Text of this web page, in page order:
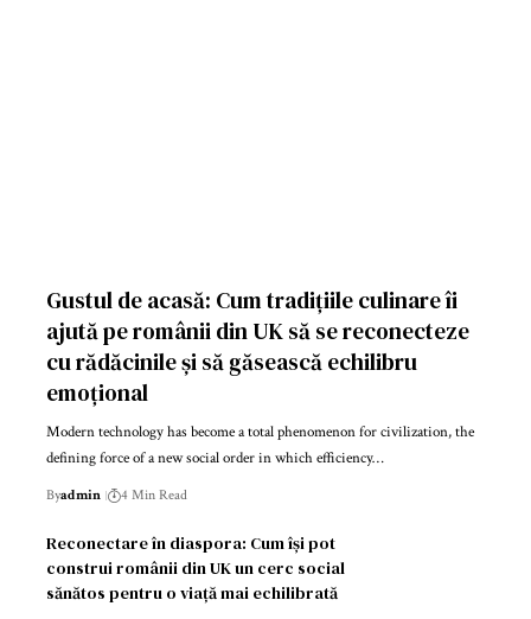
Gustul de acasă: Cum tradițiile culinare îi
ajută pe românii din UK să se reconecteze
cu rădăcinile și să găsească echilibru
emoțional
Modern technology has become a total phenomenon for civilization, the
defining force of a new social order in which efficiency…
Byadmin 4 Min Read
Reconectare în diaspora: Cum își pot
construi românii din UK un cerc social
sănătos pentru o viață mai echilibrată